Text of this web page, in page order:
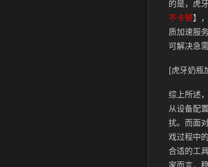
的是，虎
不卡顿】
质加速服
可解决急
[虎牙奶瓶
综上所述
从设备配
扰。而面
戏过程中
合适的工
家而言，